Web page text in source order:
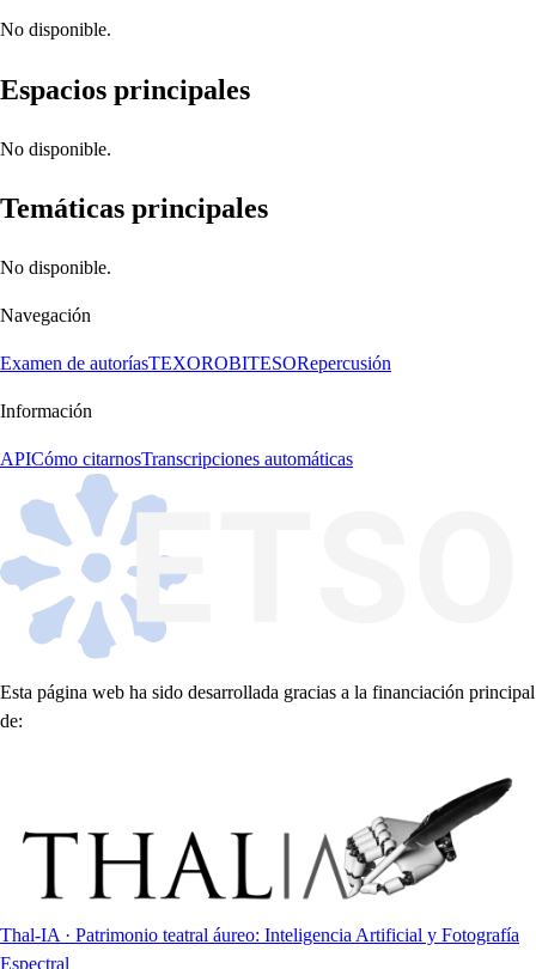
No disponible.
Espacios principales
No disponible.
Temáticas principales
No disponible.
Navegación
Examen de autoríasTEXOROBITESORepercusión
Información
APICómo citarnosTranscripciones automáticas
Esta página web ha sido desarrollada gracias a la financiación principal
de:
Thal-IA · Patrimonio teatral áureo: Inteligencia Artificial y Fotografía
Espectral